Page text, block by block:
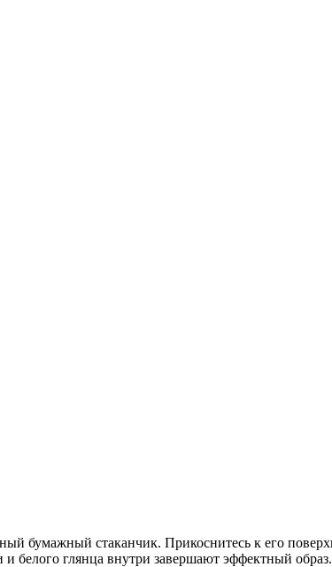
бумажный стаканчик. Прикоснитесь к его
белого глянца внутри завершают эффектный